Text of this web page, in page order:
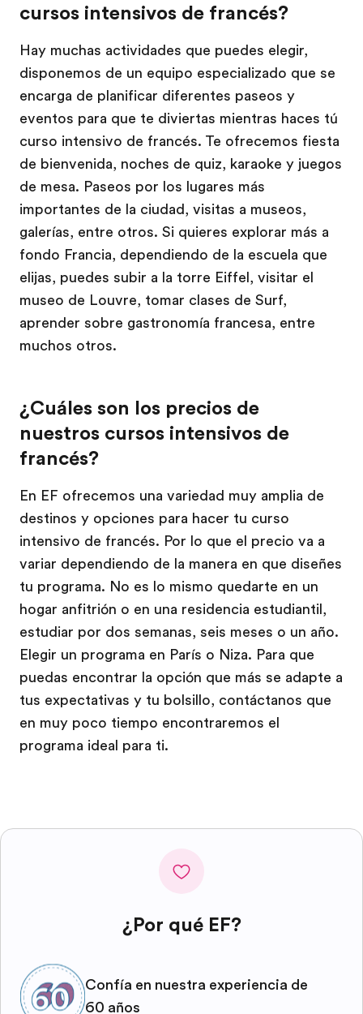
cursos intensivos de francés?
Hay muchas actividades que puedes elegir,
disponemos de un equipo especializado que se
encarga de planificar diferentes paseos y
eventos para que te diviertas mientras haces tú
curso intensivo de francés. Te ofrecemos fiesta
de bienvenida, noches de quiz, karaoke y juegos
de mesa. Paseos por los lugares más
importantes de la ciudad, visitas a museos,
galerías, entre otros. Si quieres explorar más a
fondo Francia, dependiendo de la escuela que
elijas, puedes subir a la torre Eiffel, visitar el
museo de Louvre, tomar clases de Surf,
aprender sobre gastronomía francesa, entre
muchos otros.
¿Cuáles son los precios de
nuestros cursos intensivos de
francés?
En EF ofrecemos una variedad muy amplia de
destinos y opciones para hacer tu curso
intensivo de francés. Por lo que el precio va a
variar dependiendo de la manera en que diseñes
tu programa. No es lo mismo quedarte en un
hogar anfitrión o en una residencia estudiantil,
estudiar por dos semanas, seis meses o un año.
Elegir un programa en París o Niza. Para que
puedas encontrar la opción que más se adapte a
tus expectativas y tu bolsillo, contáctanos que
en muy poco tiempo encontraremos el
programa ideal para ti.
¿Por qué EF?
Confía en nuestra experiencia de
60 años